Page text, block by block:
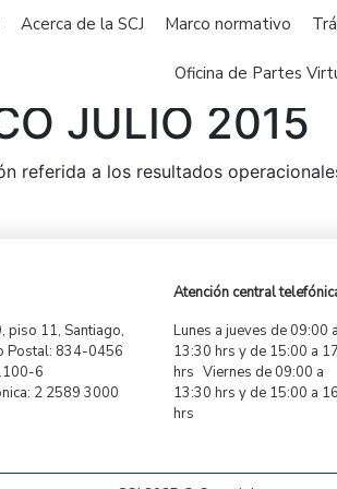
Acerca de la SCJ Marco normativo
Oficina de Partes
JULIO 2015
referida a los resultados
piso 11, Santiago,
Postal: 834-0456
6
2 2589 3000
Atención central
Lunes a jueves de 09:00 a
13:30 hrs y de 15:00 a
hrs Viernes de 09:00 a
13:30 hrs y de 15:00 a
hrs